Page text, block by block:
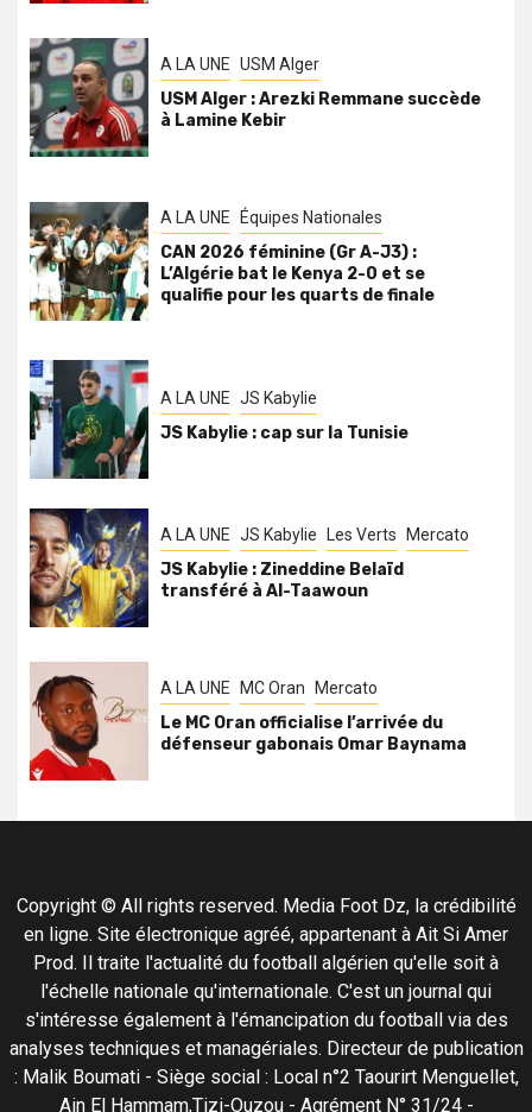
A LA UNE USM Alger
USM Alger : Arezki Remmane succède
à Lamine Kebir
A LA UNE Équipes Nationales
CAN 2026 féminine (Gr A-J3) :
L’Algérie bat le Kenya 2-0 et se
qualifie pour les quarts de finale
A LA UNE JS Kabylie
JS Kabylie : cap sur la Tunisie
A LA UNE JS Kabylie Les Verts Mercato
JS Kabylie : Zineddine Belaïd
transféré à Al-Taawoun
A LA UNE MC Oran Mercato
Le MC Oran officialise l’arrivée du
défenseur gabonais Omar Baynama
Copyright © All rights reserved. Media Foot Dz, la crédibilité
en ligne. Site électronique agréé, appartenant à Ait Si Amer
Prod. Il traite l'actualité du football algérien qu'elle soit à
l'échelle nationale qu'internationale. C'est un journal qui
s'intéresse également à l'émancipation du football via des
analyses techniques et managériales. Directeur de publication
: Malik Boumati - Siège social : Local n°2 Taourirt Menguellet,
Ain El Hammam,Tizi-Ouzou - Agrément N° 31/24 -